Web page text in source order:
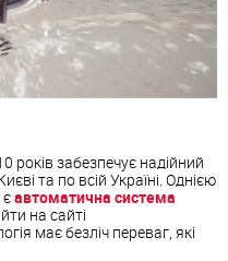
забезпечує надійний
та по всій Україні. Однією
автоматична система
на сайті
має безліч переваг, які